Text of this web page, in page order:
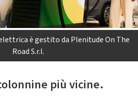
è gestito da Plenitude On The
Road S.r.l.
più vicine.